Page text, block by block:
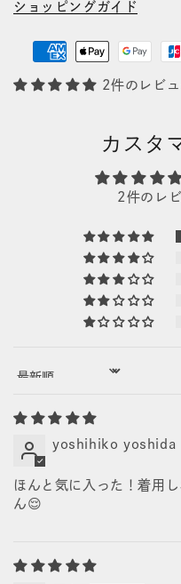
ショッピングガイド
2件のレビュ
カスタ
2件のレ
Sort by
yoshihiko yoshida
ほんと気に入った！着用
ん😌